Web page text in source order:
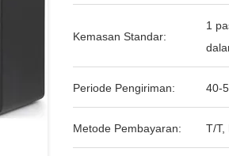
Kemasan Standar:
1
Periode Pengiriman: 40-
Metode Pembayaran: T/T,